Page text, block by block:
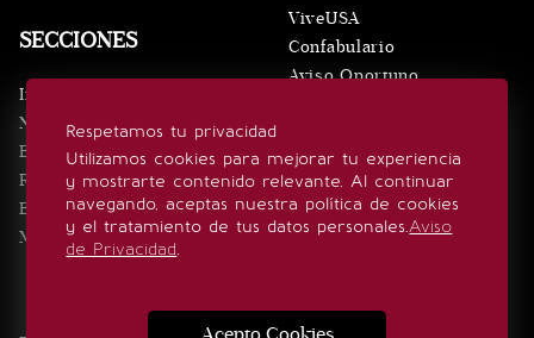
Respetamos tu privacidad
Utilizamos cookies para mejorar tu experiencia
y mostrarte contenido relevante. Al continuar
navegando, aceptas nuestra política de cookies
y el tratamiento de tus datos personales.Aviso
de Privacidad.
SECCIONES
Inicio
Noticias
Eventos
Realeza
Estilo de vida
Minuto x Minuto
ViveUSA
Confabulario
Aviso Oportuno
SÍGUENOS